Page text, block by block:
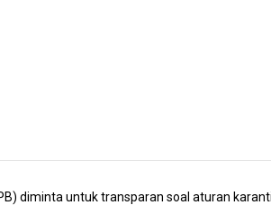
diminta untuk transparan soal aturan